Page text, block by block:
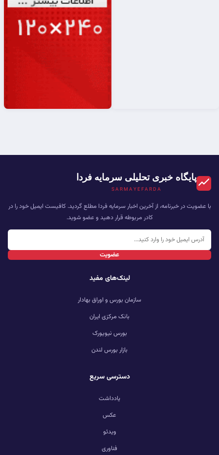
پایگاه خبری تحلیلی سرمایه فردا
SARMAYEFARDA
با عضویت در خبرنامه، از آخرین اخبار سرمایه فردا مطلع گردید. کافیست ایمیل خود را در
کادر مربوطه قرار دهید و عضو شوید.
عضویت
لینک‌های مفید
سازمان بورس و اوراق بهادار
بانک مرکزی ایران
بورس نیویورک
بازار بورس لندن
دسترسی سریع
یادداشت
عکس
ویدئو
فناوری